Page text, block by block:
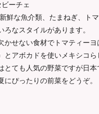
ーチェ
な魚介類、たまねぎ、ト
なスタイルがあります。
かせない食材でトマティーヨ
アボカドを使いメキシコら
ても人気の野菜ですが日本
ぴったりの前菜をどうぞ。